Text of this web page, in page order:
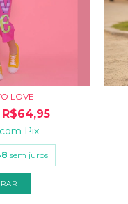
LOVE
R$64,95
com Pix
sem juros